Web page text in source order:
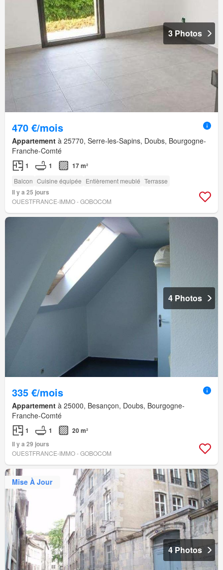
3 Photos
470 €/mois
Appartement à 25770, Serre-les-Sapins, Doubs, Bourgogne-
Franche-Comté
1 1 17 m²
Balcon Cuisine équipée Entièrement meublé Terrasse
Il y a 25 jours
OUESTFRANCE-IMMO - GOBOCOM
4 Photos
335 €/mois
Appartement à 25000, Besançon, Doubs, Bourgogne-
Franche-Comté
1 1
20 m²
Il y a 29 jours
OUESTFRANCE-IMMO - GOBOCOM
Mise À Jour
4 Photos